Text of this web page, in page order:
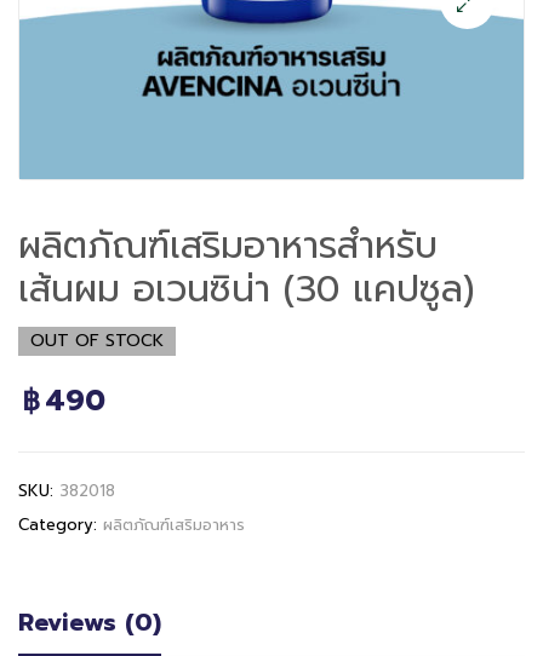
ผลิตภัณฑ์เสริมอาหารสำหรับ
เส้นผม อเวนซิน่า (30 แคปซูล)
OUT OF STOCK
฿490
SKU: 382018
Category: ผลิตภัณฑ์เสริมอาหาร
Reviews (0)